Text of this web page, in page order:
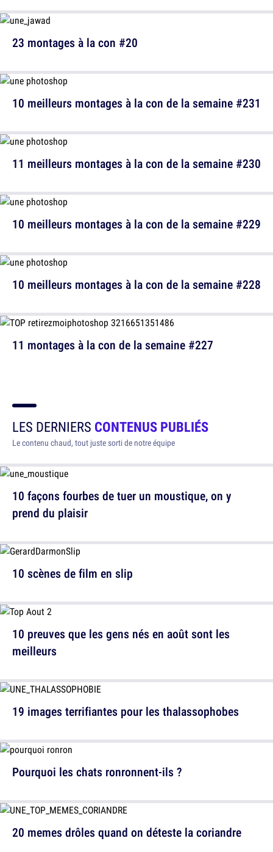
23 montages à la con #20
10 meilleurs montages à la con de la semaine #231
10 meilleurs montages à la con de la semaine #229
11 montages à la con de la semaine #227
11 meilleurs montages à la con de la semaine #230
10 meilleurs montages à la con de la semaine #228
LES DERNIERS CONTENUS PUBLIÉS
Le contenu chaud, tout juste sorti de notre équipe
10 façons fourbes de tuer un moustique, on y
prend du plaisir
10 preuves que les gens nés en août sont les
meilleurs
Pourquoi les chats ronronnent-ils ?
10 scènes de film en slip
19 images terrifiantes pour les thalassophobes
20 memes drôles quand on déteste la coriandre